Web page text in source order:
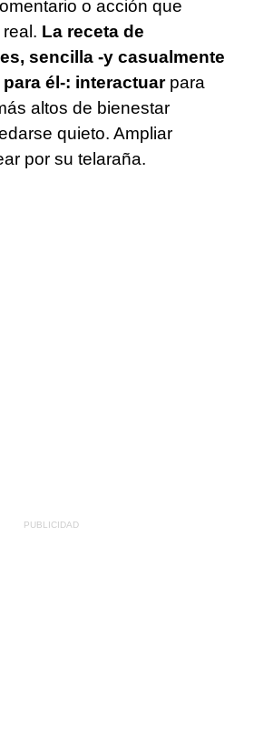
o acción que
La receta de
sencilla -y casualmente
él-: interactuarpara
altos de bienestar
quieto. Ampliar
por su telaraña.